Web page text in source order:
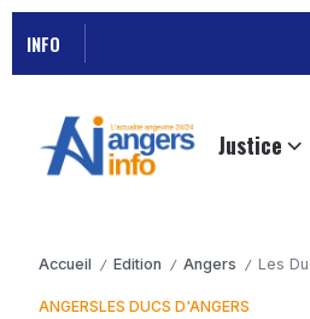
INFO
Justice
Accueil / Edition / Angers / Les
ANGERSLES DUCS D'ANGERS